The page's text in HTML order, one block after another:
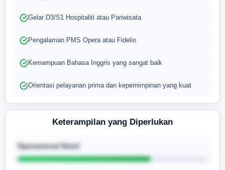
Gelar D3/S1 Hospitaliti atau Pariwisata
Pengalaman PMS Opera atau Fidelio
Kemampuan Bahasa Inggris yang sangat baik
Orientasi pelayanan prima dan kepemimpinan yang kuat
Keterampilan yang Diperlukan
Operasional Hotel